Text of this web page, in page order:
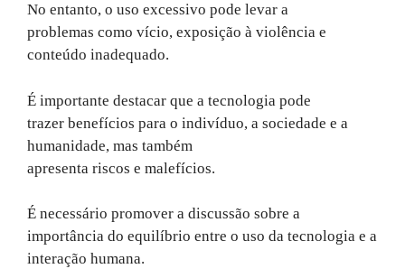
No entanto, o uso excessivo pode levar a
problemas como vício, exposição à violência e
conteúdo inadequado.
É importante destacar que a tecnologia pode
trazer benefícios para o indivíduo, a sociedade e a
humanidade, mas também
apresenta riscos e malefícios.
É necessário promover a discussão sobre a
importância do equilíbrio entre o uso da tecnologia e a
interação humana.